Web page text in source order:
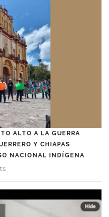
ALTO A LA GUERRA
Y CHIAPAS
NACIONAL INDÍGENA